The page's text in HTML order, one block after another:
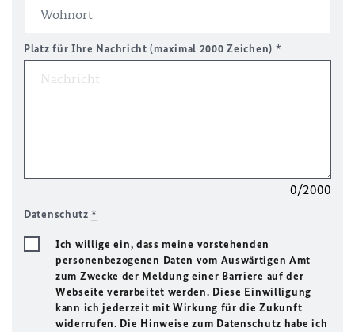
Platz für Ihre Nachricht (maximal 2000 Zeichen) *
0/2000
Datenschutz*
Ich willige ein, dass meine vorstehenden
personenbezogenen Daten vom Auswärtigen Amt
zum Zwecke der Meldung einer Barriere auf der
Webseite verarbeitet werden. Diese Einwilligung
kann ich jederzeit mit Wirkung für die Zukunft
widerrufen. Die Hinweise zum Datenschutz habe ich